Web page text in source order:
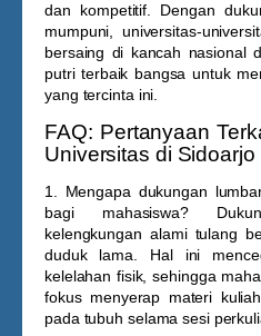
dan kompetitif. Dengan
mumpuni, universitas-
bersaing di kancah nasional
putri terbaik bangsa untuk
yang tercinta ini.
FAQ: Pertanyaan
Universitas di Sidoarjo
1. Mengapa dukungan
bagi mahasiswa?
kelengkungan alami tulang
duduk lama. Hal ini
kelelahan fisik, sehingga
fokus menyerap materi
pada tubuh selama sesi